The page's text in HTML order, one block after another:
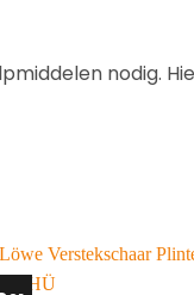
nodig.